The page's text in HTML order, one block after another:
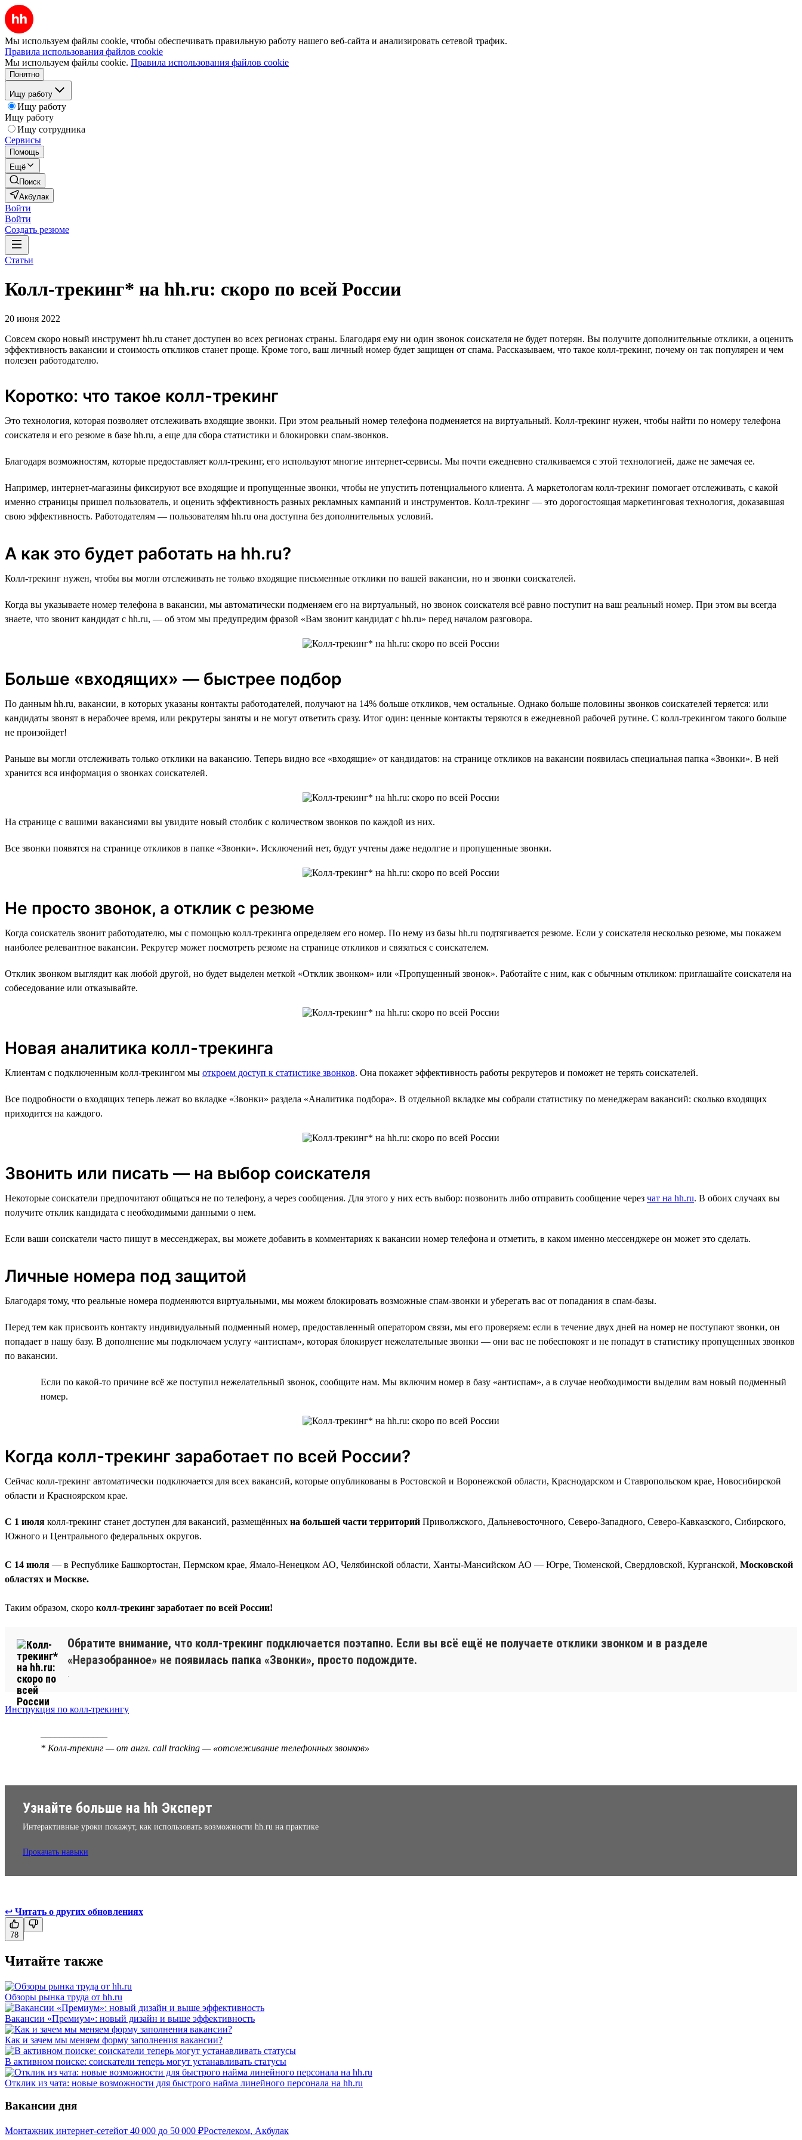
Мы используем файлы cookie, чтобы обеспечивать правильную работу нашего веб-сайта и анализировать сетевой трафик.
Правила использования файлов cookie
Мы используем файлы cookie. Правила использования файлов cookie
Понятно
Ищу работу
Ищу работу
Ищу работу
Ищу сотрудника
Сервисы
Помощь
Ещё
Поиск
Акбулак
Войти
Войти
Создать резюме
Статьи
Колл-трекинг* на hh.ru: скоро по всей России
20 июня 2022
Совсем скоро новый инструмент hh.ru станет доступен во всех регионах страны. Благодаря ему ни один звонок соискателя не будет потерян. Вы получите дополнительные отклики, а оценить
эффективность вакансии и стоимость откликов станет проще. Кроме того, ваш личный номер будет защищен от спама. Рассказываем, что такое колл-трекинг, почему он так популярен и чем
полезен работодателю.
Коротко: что такое колл-трекинг
Это технология, которая позволяет отслеживать входящие звонки. При этом реальный номер телефона подменяется на виртуальный. Колл-трекинг нужен, чтобы найти по номеру телефона
соискателя и его резюме в базе hh.ru, а еще для сбора статистики и блокировки спам-звонков.
Благодаря возможностям, которые предоставляет колл-трекинг, его используют многие интернет-сервисы. Мы почти ежедневно сталкиваемся с этой технологией, даже не замечая ее.
Например, интернет-магазины фиксируют все входящие и пропущенные звонки, чтобы не упустить потенциального клиента. А маркетологам колл-трекинг помогает отслеживать, с какой
именно страницы пришел пользователь, и оценить эффективность разных рекламных кампаний и инструментов. Колл-трекинг — это дорогостоящая маркетинговая технология, доказавшая
свою эффективность. Работодателям — пользователям hh.ru она доступна без дополнительных условий.
А как это будет работать на hh.ru?
Колл-трекинг нужен, чтобы вы могли отслеживать не только входящие письменные отклики по вашей вакансии, но и звонки соискателей.
Когда вы указываете номер телефона в вакансии, мы автоматически подменяем его на виртуальный, но звонок соискателя всё равно поступит на ваш реальный номер. При этом вы всегда
знаете, что звонит кандидат с hh.ru, — об этом мы предупредим фразой «Вам звонит кандидат с hh.ru» перед началом разговора.
Больше «входящих» — быстрее подбор
По данным hh.ru, вакансии, в которых указаны контакты работодателей, получают на 14% больше откликов, чем остальные. Однако больше половины звонков соискателей теряется: или
кандидаты звонят в нерабочее время, или рекрутеры заняты и не могут ответить сразу. Итог один: ценные контакты теряются в ежедневной рабочей рутине. С колл-трекингом такого больше
не произойдет!
Раньше вы могли отслеживать только отклики на вакансию. Теперь видно все «входящие» от кандидатов: на странице откликов на вакансии появилась специальная папка «Звонки». В ней
хранится вся информация о звонках соискателей.
На странице с вашими вакансиями вы увидите новый столбик с количеством звонков по каждой из них.
Все звонки появятся на странице откликов в папке «Звонки». Исключений нет, будут учтены даже недолгие и пропущенные звонки.
Не просто звонок, а отклик с резюме
Когда соискатель звонит работодателю, мы с помощью колл-трекинга определяем его номер. По нему из базы hh.ru подтягивается резюме. Если у соискателя несколько резюме, мы покажем
наиболее релевантное вакансии. Рекрутер может посмотреть резюме на странице откликов и связаться с соискателем.
Отклик звонком выглядит как любой другой, но будет выделен меткой «Отклик звонком» или «Пропущенный звонок». Работайте с ним, как с обычным откликом: приглашайте соискателя на
собеседование или отказывайте.
Новая аналитика колл-трекинга
Клиентам с подключенным колл-трекингом мы откроем доступ к статистике звонков. Она покажет эффективность работы рекрутеров и поможет не терять соискателей.
Все подробности о входящих теперь лежат во вкладке «Звонки» раздела «Аналитика подбора». В отдельной вкладке мы собрали статистику по менеджерам вакансий: сколько входящих
приходится на каждого.
Звонить или писать — на выбор соискателя
Некоторые соискатели предпочитают общаться не по телефону, а через сообщения. Для этого у них есть выбор: позвонить либо отправить сообщение через чат на hh.ru. В обоих случаях вы
получите отклик кандидата с необходимыми данными о нем.
Если ваши соискатели часто пишут в мессенджерах, вы можете добавить в комментариях к вакансии номер телефона и отметить, в каком именно мессенджере он может это сделать.
Личные номера под защитой
Благодаря тому, что реальные номера подменяются виртуальными, мы можем блокировать возможные спам-звонки и уберегать вас от попадания в спам-базы.
Перед тем как присвоить контакту индивидуальный подменный номер, предоставленный оператором связи, мы его проверяем: если в течение двух дней на номер не поступают звонки, он
попадает в нашу базу. В дополнение мы подключаем услугу «антиспам», которая блокирует нежелательные звонки — они вас не побеспокоят и не попадут в статистику пропущенных звонков
по вакансии.
Если по какой-то причине всё же поступил нежелательный звонок, сообщите нам. Мы включим номер в базу «антиспам», а в случае необходимости выделим вам новый подменный
номер.
Когда колл-трекинг заработает по всей России?
Сейчас колл-трекинг автоматически подключается для всех вакансий, которые опубликованы в Ростовской и Воронежской области, Краснодарском и Ставропольском крае, Новосибирской
области и Красноярском крае.
С 1 июля колл-трекинг станет доступен для вакансий, размещённых на большей части территорий Приволжского, Дальневосточного, Северо-Западного, Северо-Кавказского, Сибирского,
Южного и Центрального федеральных округов.
С 14 июля — в Республике Башкортостан, Пермском крае, Ямало-Ненецком АО, Челябинской области, Ханты-Мансийском АО — Югре, Тюменской, Свердловской, Курганской, Московской
областях и Москве.
Таким образом, скоро колл-трекинг заработает по всей России!
Обратите внимание, что колл-трекинг подключается поэтапно. Если вы всё ещё не получаете отклики звонком и в разделе
«Неразобранное» не появилась папка «Звонки», просто подождите.
.
Инструкция по колл-трекингу
* Колл-трекинг — от англ. call tracking — «отслеживание телефонных звонков»
Узнайте больше на hh Эксперт
Интерактивные уроки покажут, как использовать возможности hh.ru на практике
Прокачать навыки
↩ Читать о других обновлениях
78
Читайте также
Обзоры рынка труда от hh.ru
Вакансии «Премиум»: новый дизайн и выше эффективность
Как и зачем мы меняем форму заполнения вакансии?
В активном поиске: соискатели теперь могут устанавливать статусы
Отклик из чата: новые возможности для быстрого найма линейного персонала на hh.ru
Вакансии дня
Монтажник интернет-сетейот 40 000 до 50 000 ₽Ростелеком, Акбулак